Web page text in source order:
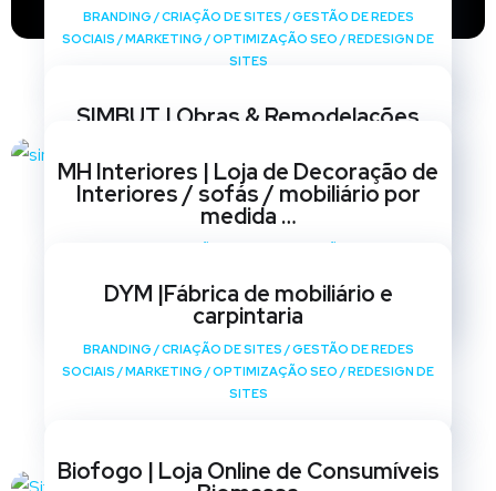
BRANDING /CRIAÇÃO DE SITES /GESTÃO DE REDES
SOCIAIS /MARKETING /OPTIMIZAÇÃO SEO /REDESIGN DE
SITES
SIMBUT | Obras & Remodelações
SOCIAIS /MARKETING OPTIMIZAÇÃO SEO/ REDESIGN DE
SITES
MH Interiores | Loja de Decoração de
Interiores / sofás / mobiliário por
medida …
SITES
DYM |Fábrica de mobiliário e
carpintaria
BRANDING /CRIAÇÃO DE SITES /GESTÃO DE REDES
SOCIAIS /MARKETING /OPTIMIZAÇÃO SEO /REDESIGN DE
SITES
Biofogo | Loja Online de Consumíveis